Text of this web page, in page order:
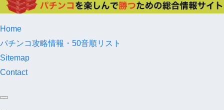
Home
パチンコ攻略情報・50音順リスト
Sitemap
Contact